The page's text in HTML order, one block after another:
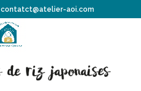
contatct@atelier-aoi.com